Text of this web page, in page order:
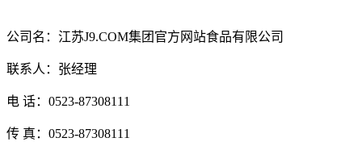
公司名：江苏J9.COM集团官方网站食品有限公司
联系人：张经理
电 话：0523-87308111
传 真：0523-87308111